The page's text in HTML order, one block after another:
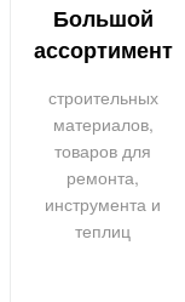
Большой
ассортимент
строительных
материалов,
товаров для
ремонта,
инструмента и
теплиц